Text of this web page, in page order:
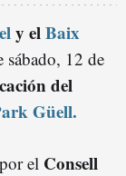
y elBaix
sábado, 12 de
del
Güell.
el Consell